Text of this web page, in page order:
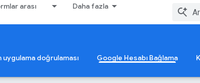
arası Daha fazla
doğrulaması Google Hesabı Bağlama